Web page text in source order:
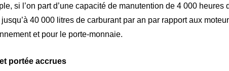
si l’on part d’une capacité de manutention de 4 000 heures
40 000 litres de carburant par an par rapport aux
et pour le porte-monnaie.
portée accrues